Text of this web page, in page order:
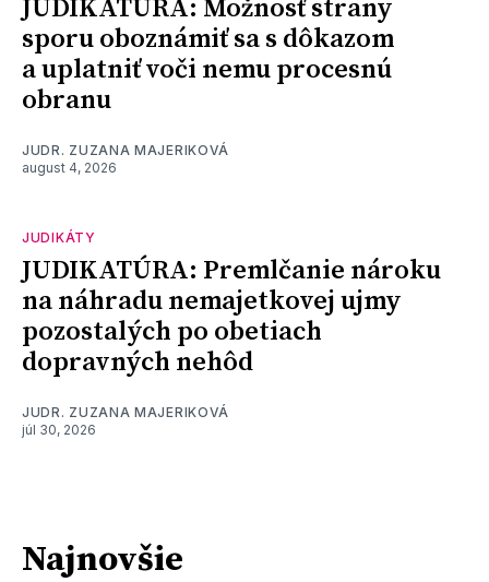
JUDIKATÚRA: Možnosť strany
sporu oboznámiť sa s dôkazom
a uplatniť voči nemu procesnú
obranu
JUDR. ZUZANA MAJERIKOVÁ
august 4, 2026
JUDIKÁTY
JUDIKATÚRA: Premlčanie nároku
na náhradu nemajetkovej ujmy
pozostalých po obetiach
dopravných nehôd
JUDR. ZUZANA MAJERIKOVÁ
júl 30, 2026
Najnovšie